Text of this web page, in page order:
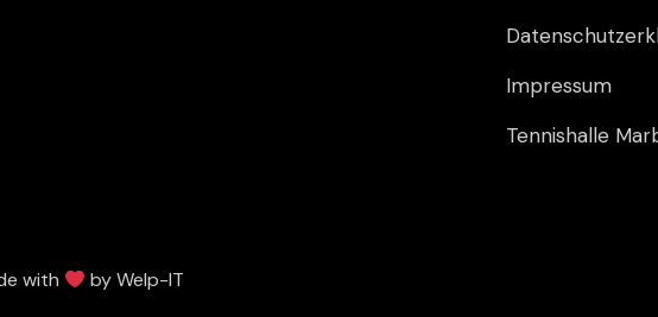
Impressum
Tennishalle
with byWelp-IT